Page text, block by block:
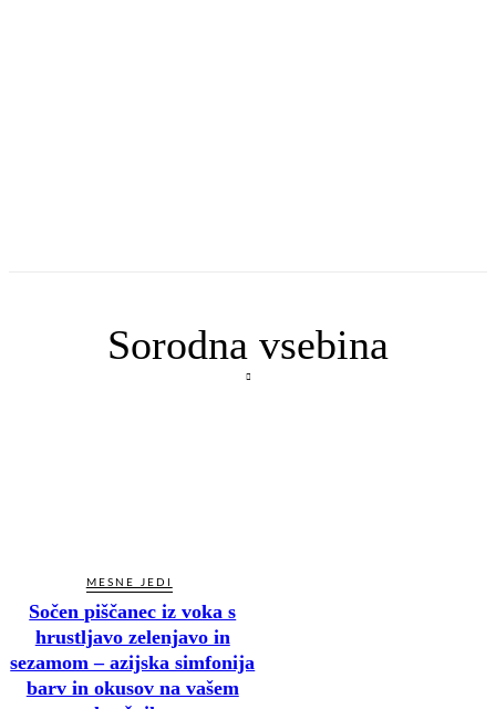
Sorodna vsebina
MESNE JEDI
Sočen piščanec iz voka s
hrustljavo zelenjavo in
sezamom – azijska simfonija
barv in okusov na vašem